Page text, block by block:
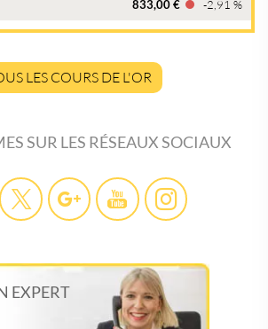
833,00 € -2,91 %
LES COURS DE L'OR
SUR LES RÉSEAUX SOCIAUX
EXPERT